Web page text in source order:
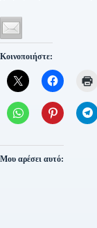
Κοινοποιήστε:
Μου αρέσει αυτό: